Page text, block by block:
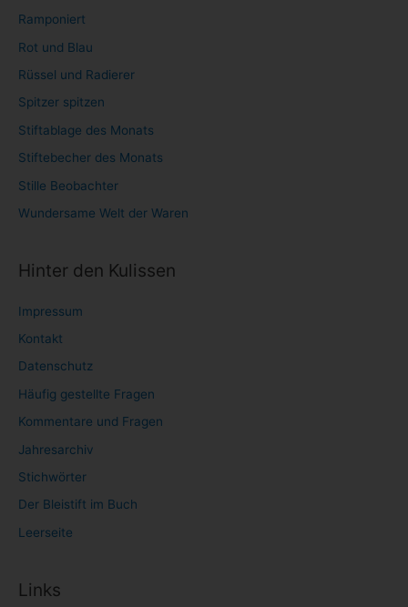
Ramponiert
Rot und Blau
Rüssel und Radierer
Spitzer spitzen
Stiftablage des Monats
Stiftebecher des Monats
Stille Beobachter
Wundersame Welt der Waren
Hinter den Kulissen
Impressum
Kontakt
Datenschutz
Häufig gestellte Fragen
Kommentare und Fragen
Jahresarchiv
Stichwörter
Der Bleistift im Buch
Leerseite
Links